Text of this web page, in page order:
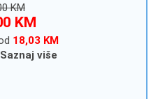
KM
KM
18,03 KM
Saznaj više